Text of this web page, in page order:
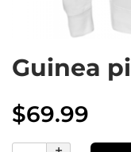
Guinea
$69.99